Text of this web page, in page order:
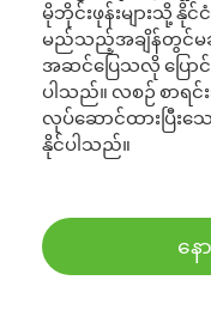
မိုဘိုင်းဖုန်းများသို့ နိုင်
မည်သည့်အချိန်တွင်မ
အဆင်ပြေသလို ပြေ
ပါသည်။ လစဉ် စာရ
လုပ်ဆောင်ထားပြီးသ
နိုင်ပါသည်။
နေ